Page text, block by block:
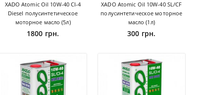
XADO Atomic Oil 10W-40 CI-4
Diesel полусинтетическое
моторное масло (5л)
1800 грн.
XADO Atomic Oil 10W-40 SL/CF
полусинтетическое моторное
масло (1л)
300 грн.